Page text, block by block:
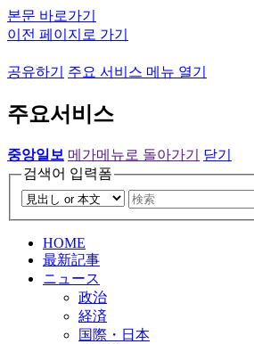
본문 바로가기
이전 페이지로 가기
공유하기 주요 서비스 메뉴 열기
주요서비스
중앙일보 메가메뉴로 돌아가기
닫기
검색어 입력폼
HOME
最新記事
ニュース
政治
経済
国際・日本